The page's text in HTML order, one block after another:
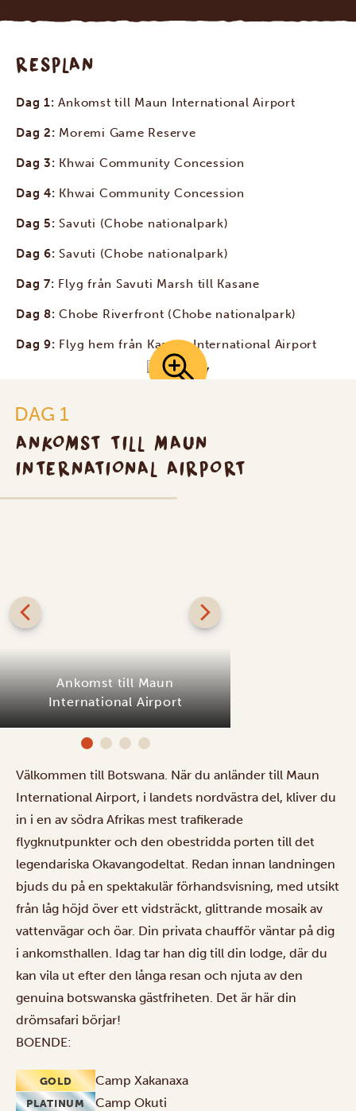
RESPLAN
Dag 1:Ankomst till Maun International Airport
Dag 2: Moremi Game Reserve
Dag 3: Khwai Community Concession
Dag 4: Khwai Community Concession
Dag 5: Savuti (Chobe nationalpark)
Dag 6: Savuti (Chobe nationalpark)
Dag 7: Flyg från Savuti Marsh till Kasane
Dag 8:Chobe Riverfront (Chobe nationalpark)
Dag 9: Flyg hem från Kasane International Airport
DAG 1
ANKOMST TILL MAUN
INTERNATIONAL AIRPORT
Ankomst till Maun
International Airport
Välkommen till Botswana. När du anländer till Maun
International Airport, i landets nordvästra del, kliver du
in i en av södra Afrikas mest trafikerade
flygknutpunkter och den obestridda porten till det
legendariska Okavangodeltat. Redan innan landningen
bjuds du på en spektakulär förhandsvisning, med utsikt
från låg höjd över ett vidsträckt, glittrande mosaik av
vattenvägar och öar. Din privata chaufför väntar på dig
i ankomsthallen. Idag tar han dig till din lodge, där du
kan vila ut efter den långa resan och njuta av den
genuina botswanska gästfriheten. Det är här din
drömsafari börjar!
BOENDE:
GOLD Camp Xakanaxa
PLATINUM Camp Okuti